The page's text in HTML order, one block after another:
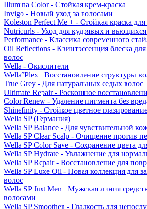
Illumina Color - Стойкая крем-краска
Invigo - Новый уход за волосами
Koleston Perfect Me + - Стойкая краска для
Nutricurls - Уход для кудрявых и вьющихся
Performance - Классика современного
Oil Reflections - Квинтэссенция блеска
волос
Wella - Окислители
Wella°Plex - Восстановление структуры
True Grey - Для натуральных седых волос
Ultimate Repair - Роскошное
Color Renew - Удаление пигмента без
Shinefinity - Стойкое цветное
Wella SP (Германия)
Wella SP Balance - Для чувствительной
Wella SP Clear Scalp - Очищение против
Wella SP Color Save - Сохранение цвета
Wella SP Hydrate - Увлажнение для
Wella SP Repair - Восстановление для
Wella SP Luxe Oil - Новая коллекция для
волос
Wella SP Just Men - Мужская линия
волосами
Wella SP Smoothen - Гладкость для